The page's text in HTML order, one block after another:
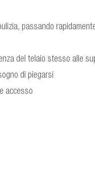
passando
del telaio stesso alle
di piegarsi
accesso